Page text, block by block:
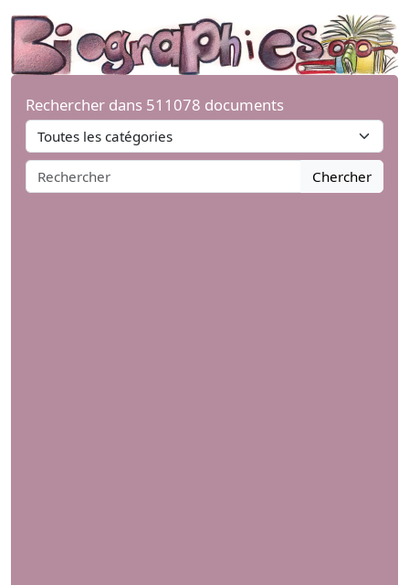
Rechercher dans 511078 documents
Chercher